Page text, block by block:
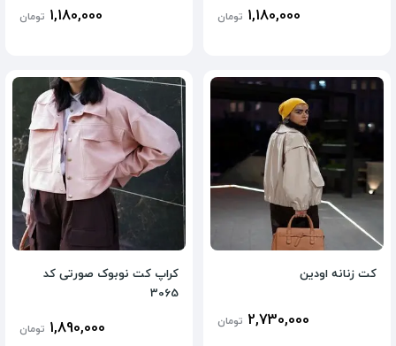
1,180,000 تومان 1,180,000 تومان
کت زنانه اودین
2,730,000 تومان
کراپ کت نوبوک صورتی کد
3065
1,890,000 تومان